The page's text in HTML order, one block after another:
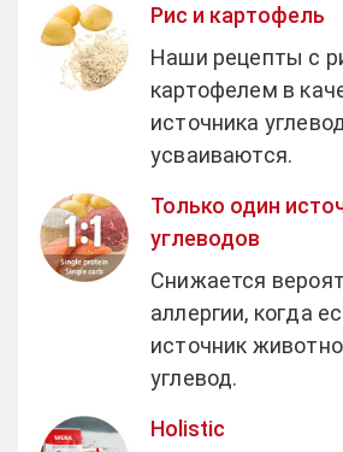
Рис и картофель
Наши рецепты с
картофелем в
источника
усваиваются.
Только один
углеводов
Снижается
аллергии, когда
источник
углевод.
Holistic